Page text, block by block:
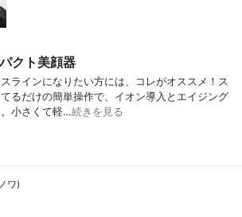
クト美顔器
ラインになりたい方には、コレがオススメ！ス
るだけの簡単操作で、イオン導入とエイジング
小さくて軽…続きを見る
ワ)